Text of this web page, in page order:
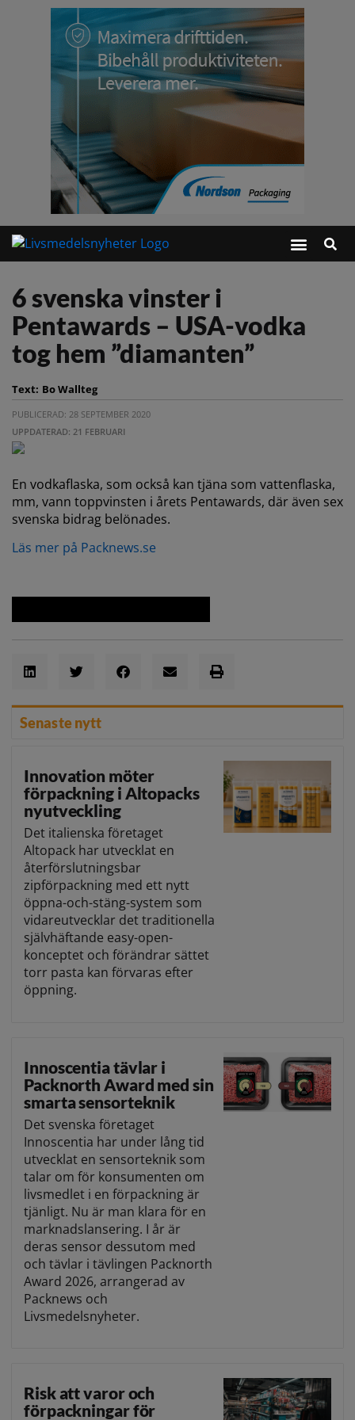
6 svenska vinster i
Pentawards – USA-vodka
tog hem ”diamanten”
Text: Bo Wallteg
PUBLICERAD: 28 SEPTEMBER 2020
UPPDATERAD: 21 FEBRUARI
En vodkaflaska, som också kan tjäna som vattenflaska,
mm, vann toppvinsten i årets Pentawards, där även sex
svenska bidrag belönades.
Läs mer på Packnews.se
Senaste nytt
Innovation möter
förpackning i Altopacks
nyutveckling
Det italienska företaget
Altopack har utvecklat en
återförslutningsbar
zipförpackning med ett nytt
öppna-och-stäng-system som
vidareutvecklar det traditionella
självhäftande easy-open-
konceptet och förändrar sättet
torr pasta kan förvaras efter
öppning.
Innoscentia tävlar i
Packnorth Award med sin
smarta sensorteknik
Det svenska företaget
Innoscentia har under lång tid
utvecklat en sensorteknik som
talar om för konsumenten om
livsmedlet i en förpackning är
tjänligt. Nu är man klara för en
marknadslansering. I år är
deras sensor dessutom med
och tävlar i tävlingen Packnorth
Award 2026, arrangerad av
Packnews och
Livsmedelsnyheter.
Risk att varor och
förpackningar för